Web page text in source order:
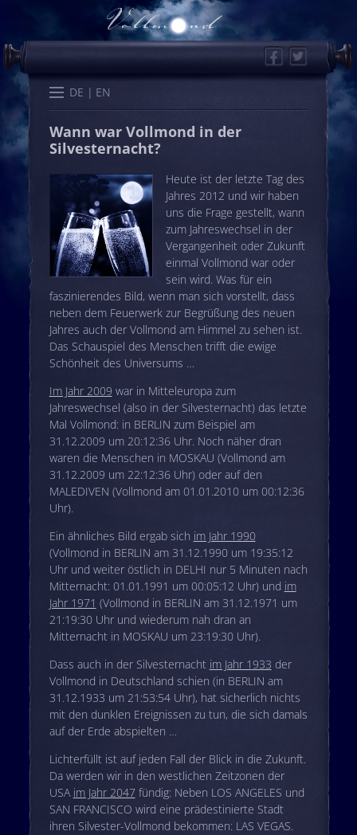
FacebookTwitter
DE EN
Start Kalender Karten
Wann war Vollmond in der
Silvesternacht?
Heute ist der letzte Tag des
Jahres 2012 und wir haben
uns die Frage gestellt, wann
zum Jahreswechsel in der
Vergangenheit oder Zukunft
einmal Vollmond war oder
sein wird. Was für ein
faszinierendes Bild, wenn man sich vorstellt, dass
neben dem Feuerwerk zur Begrüßung des neuen
Jahres auch der Vollmond am Himmel zu sehen ist.
Das Schauspiel des Menschen trifft die ewige
Schönheit des Universums …
Im Jahr 2009 war in Mitteleuropa zum
Jahreswechsel (also in der Silvesternacht) das letzte
Mal Vollmond: in BERLIN zum Beispiel am
31.12.2009 um 20:12:36 Uhr. Noch näher dran
waren die Menschen in MOSKAU (Vollmond am
31.12.2009 um 22:12:36 Uhr) oder auf den
MALEDIVEN (Vollmond am 01.01.2010 um 00:12:36
Uhr).
Ein ähnliches Bild ergab sich im Jahr 1990
(Vollmond in BERLIN am 31.12.1990 um 19:35:12
Uhr und weiter östlich in DELHI nur 5 Minuten nach
Mitternacht: 01.01.1991 um 00:05:12 Uhr) und im
Jahr 1971 (Vollmond in BERLIN am 31.12.1971 um
21:19:30 Uhr und wiederum nah dran an
Mitternacht in MOSKAU um 23:19:30 Uhr).
Dass auch in der Silvesternacht im Jahr 1933 der
Vollmond in Deutschland schien (in BERLIN am
31.12.1933 um 21:53:54 Uhr), hat sicherlich nichts
mit den dunklen Ereignissen zu tun, die sich damals
auf der Erde abspielten …
Lichterfüllt ist auf jeden Fall der Blick in die Zukunft.
Da werden wir in den westlichen Zeitzonen der
USA im Jahr 2047fündig: Neben LOS ANGELES und
SAN FRANCISCO wird eine prädestinierte Stadt
ihren Silvester-Vollmond bekommen: LAS VEGAS.